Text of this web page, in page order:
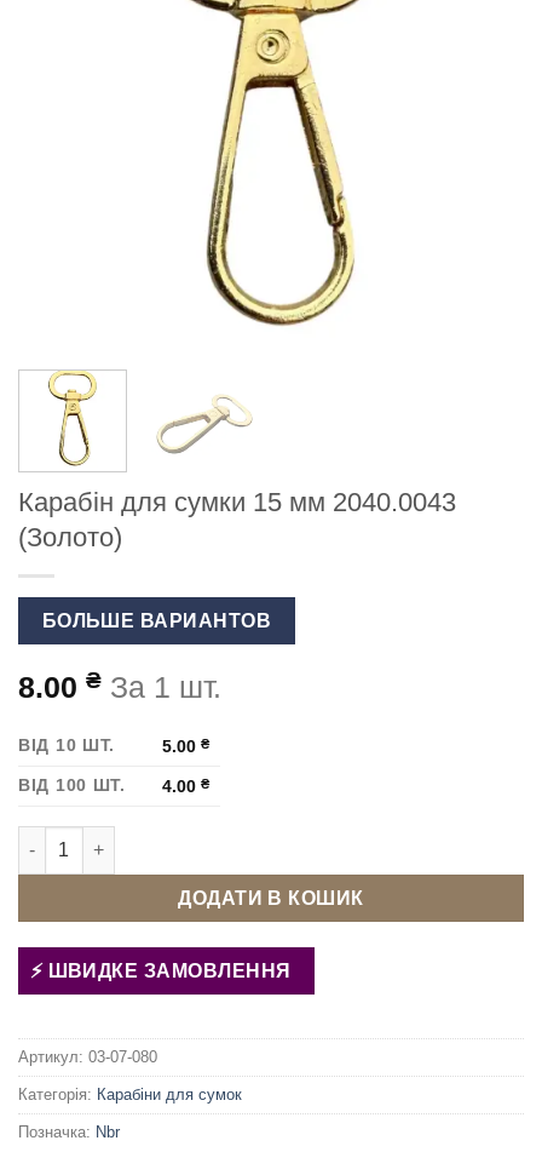
Карабін для сумки 15 мм 2040.0043
(Золото)
БОЛЬШЕ ВАРИАНТОВ
8.00 ₴ За 1 шт.
ВІД 10 ШТ. 5.00₴
ВІД 100 ШТ. 4.00₴
Карабін для сумки 15 мм 2040.0043 (Золото) кількість
ДОДАТИ В КОШИК
ШВИДКЕ ЗАМОВЛЕННЯ
Артикул: 03-07-080
Категорія: Карабіни для сумок
Позначка: Nbr